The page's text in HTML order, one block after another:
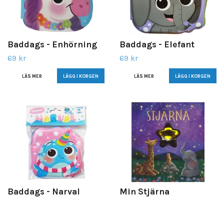
Baddags - Enhörning
69 kr
LÄS MER
Baddags - Elefant
69 kr
LÄS MER
Baddags - Narval Min Stjärna